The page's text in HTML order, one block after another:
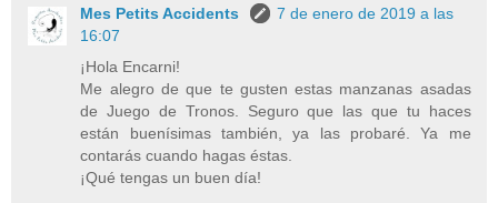
Mes Petits Accidents
7 de enero de 2019 a las
16:07
¡Hola Encarni!
Me alegro de que te gusten estas manzanas asadas
de Juego de Tronos. Seguro que las que tu haces
están buenísimas también, ya las probaré. Ya me
contarás cuando hagas éstas.
¡Qué tengas un buen día!